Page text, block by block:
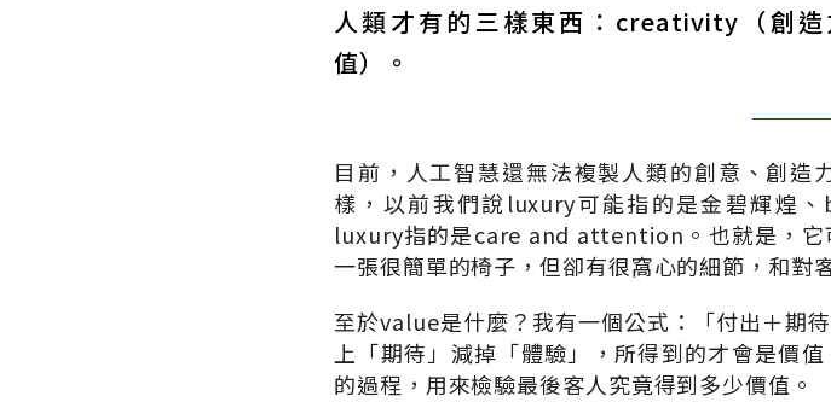
人類才有的三樣東西：creativity（創
值）。
目前，人工智慧還無法複製人類的創意、創
樣，以前我們說luxury可能指的是金碧輝煌
luxury指的是care and attention。也就是，它
一張很簡單的椅子，但卻有很窩心的細節，和對
至於value是什麼？我有一個公式：「付出＋期
上「期待」減掉「體驗」，所得到的才會是價
的過程，用來檢驗最後客人究竟得到多少價值。